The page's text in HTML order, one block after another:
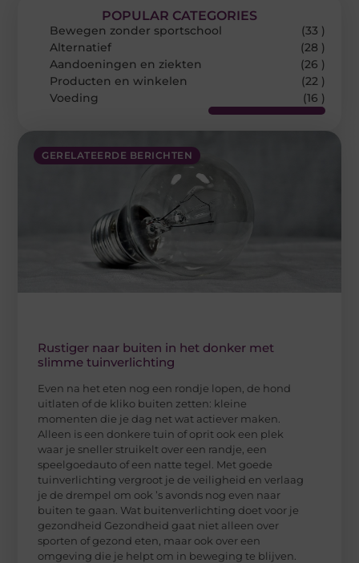
GERELATEERDE BERICHTEN
Rustiger naar buiten in het donker met
slimme tuinverlichting
Even na het eten nog een rondje lopen, de hond
uitlaten of de kliko buiten zetten: kleine
momenten die je dag net wat actiever maken.
Alleen is een donkere tuin of oprit ook een plek
waar je sneller struikelt over een randje, een
speelgoedauto of een natte tegel. Met goede
tuinverlichting vergroot je de veiligheid en verlaag
je de drempel om ook ’s avonds nog even naar
buiten te gaan. Wat buitenverlichting doet voor je
gezondheid Gezondheid gaat niet alleen over
sporten of gezond eten, maar ook over een
omgeving die je helpt om in beweging te blijven.
POPULAR CATEGORIES
Bewegen zonder sportschool
(33 )
Alternatief
(28 )
Aandoeningen en ziekten
(26 )
Producten en winkelen
(22 )
Voeding
(16 )